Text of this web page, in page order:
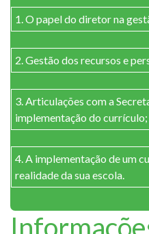
1. O papel do diretor na
2. Gestão dos recursos e
3. Articulações com a
implementação do currículo;
4. A implementação de um
realidade da sua escola.